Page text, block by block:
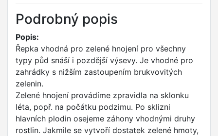
Podrobný popis
Popis:
Řepka vhodná pro zelené hnojení pro všechny
typy půd snáší i pozdější výsevy. Je vhodné pro
zahrádky s nižším zastoupením brukvovitých
zelenin.
Zelené hnojení provádíme zpravidla na sklonku
léta, popř. na počátku podzimu. Po sklizni
hlavních plodin osejeme záhony vhodnými druhy
rostlin. Jakmile se vytvoří dostatek zelené hmoty,